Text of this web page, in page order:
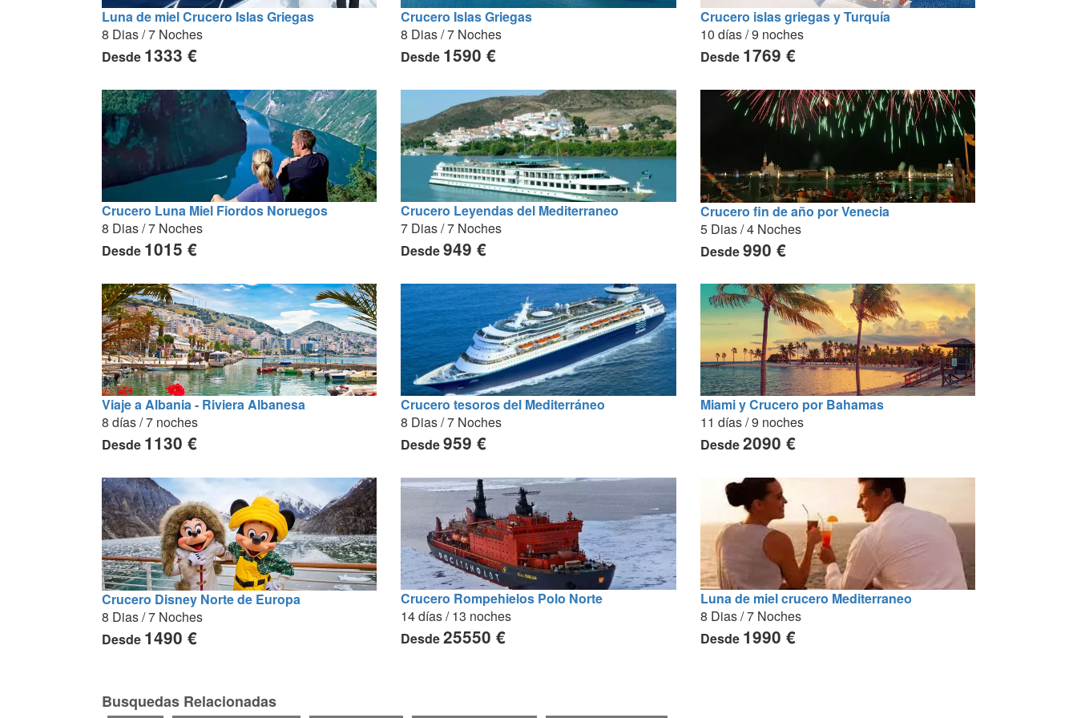
Luna de miel Crucero Islas Griegas
8 Dias / 7 Noches
Desde 1333 €
Crucero Islas Griegas
8 Dias / 7 Noches
Desde 1590 €
Crucero islas griegas y Turquía
10 días / 9 noches
Desde 1769 €
Crucero Luna Miel Fiordos Noruegos
8 Dias / 7 Noches
Desde 1015 €
Crucero Leyendas del Mediterraneo
7 Dias / 7 Noches
Desde949 €
Crucero fin de año por Venecia
5 Dias / 4 Noches
Desde990 €
Viaje a Albania - Riviera Albanesa
8 días / 7 noches
Desde 1130 €
Crucero tesoros del Mediterráneo
8 Dias / 7 Noches
Desde959 €
Miami y Crucero por Bahamas
11 días / 9 noches
Desde2090 €
Crucero Disney Norte de Europa
8 Dias / 7 Noches
Desde 1490 €
Crucero Rompehielos Polo Norte
14 días / 13 noches
Desde25550 €
Luna de miel crucero Mediterraneo
8 Dias / 7 Noches
Desde 1990 €
Busquedas Relacionadas